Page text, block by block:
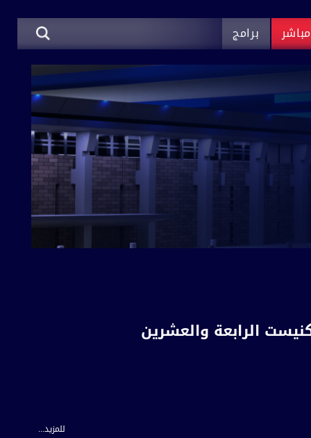
مباشر برامج
الرابعة والعشرين
للمزيد...